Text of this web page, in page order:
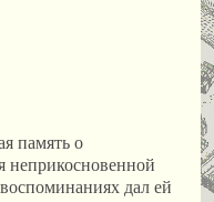
память о
неприкосновенной
дал ей